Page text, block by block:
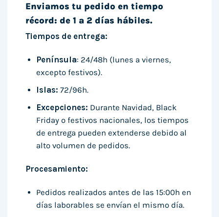
Enviamos tu pedido en tiempo
récord: de 1 a 2 días hábiles.
Tiempos de entrega:
Península: 24/48h (lunes a viernes,
excepto festivos).
Islas: 72/96h.
Excepciones: Durante Navidad, Black
Friday o festivos nacionales, los tiempos
de entrega pueden extenderse debido al
alto volumen de pedidos.
Procesamiento:
Pedidos realizados antes de las 15:00h en
días laborables se envían el mismo día.